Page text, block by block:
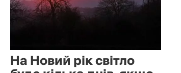
На Новий рік світло